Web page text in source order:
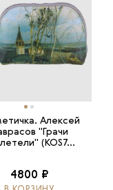
Алексей
"Грачи
(KOS7...
4800 ₽